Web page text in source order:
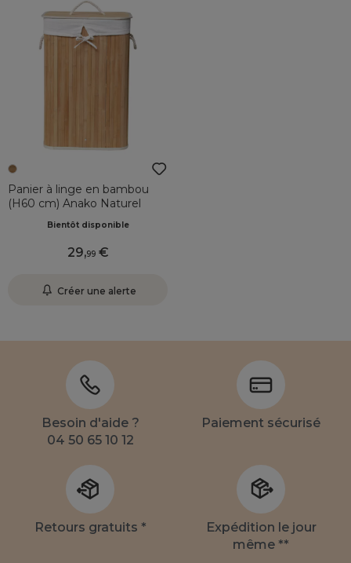
Panier à linge en bambou
(H60 cm) Anako Naturel
Bientôt disponible
29,99
Créer une alerte
Besoin d'aide ?
04 50 65 10 12
Paiement sécurisé
Retours gratuits *
Expédition le jour
même **